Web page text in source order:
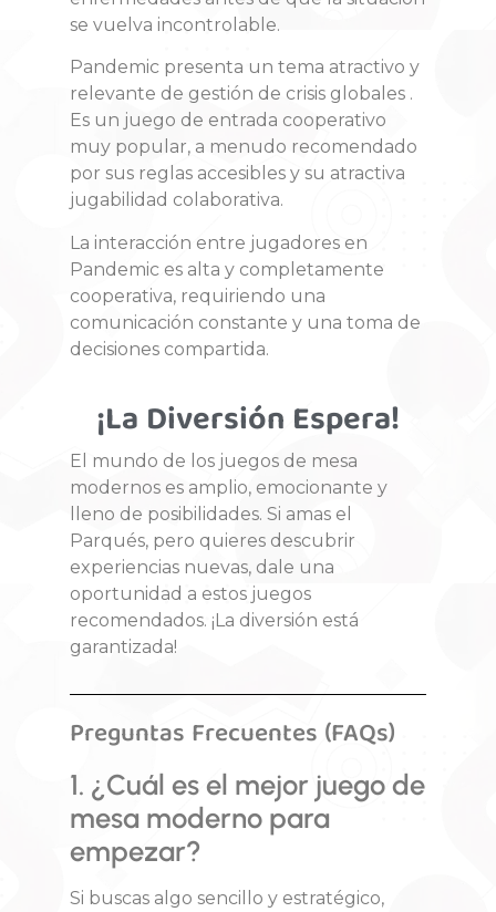
se vuelva incontrolable.
Pandemic presenta un tema atractivo y
relevante de gestión de crisis globales .
Es un juego de entrada cooperativo
muy popular, a menudo recomendado
por sus reglas accesibles y su atractiva
jugabilidad colaborativa.
La interacción entre jugadores en
Pandemic es alta y completamente
cooperativa, requiriendo una
comunicación constante y una toma de
decisiones compartida.
¡La Diversión Espera!
El mundo de los juegos de mesa
modernos es amplio, emocionante y
lleno de posibilidades. Si amas el
Parqués, pero quieres descubrir
experiencias nuevas, dale una
oportunidad a estos juegos
recomendados. ¡La diversión está
garantizada!
Preguntas Frecuentes (FAQs)
1. ¿Cuál es el mejor juego de
mesa moderno para
empezar?
Si buscas algo sencillo y estratégico,